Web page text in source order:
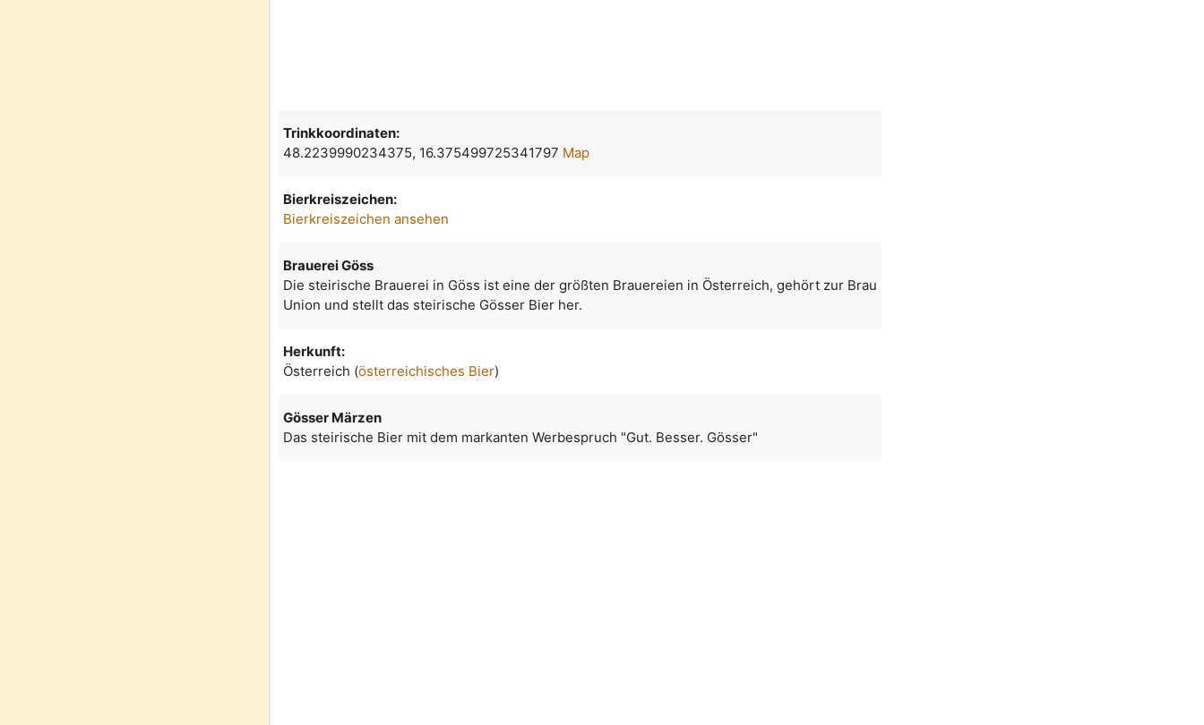
Trinkkoordinaten:
48.2239990234375, 16.375499725341797 Map
Bierkreiszeichen:
Bierkreiszeichen ansehen
Brauerei Göss
Die steirische Brauerei in Göss ist eine der größten Brauereien in Österreich, gehört zur Brau
Union und stellt das steirische Gösser Bier her.
Herkunft:
Österreich (österreichisches Bier)
Gösser Märzen
Das steirische Bier mit dem markanten Werbespruch "Gut. Besser. Gösser"